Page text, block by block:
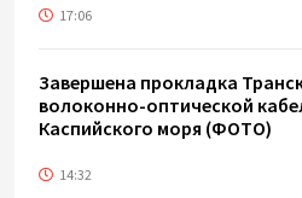
17:06
Завершена прокладка
волоконно-оптической
Каспийского моря (ФОТО)
14:32